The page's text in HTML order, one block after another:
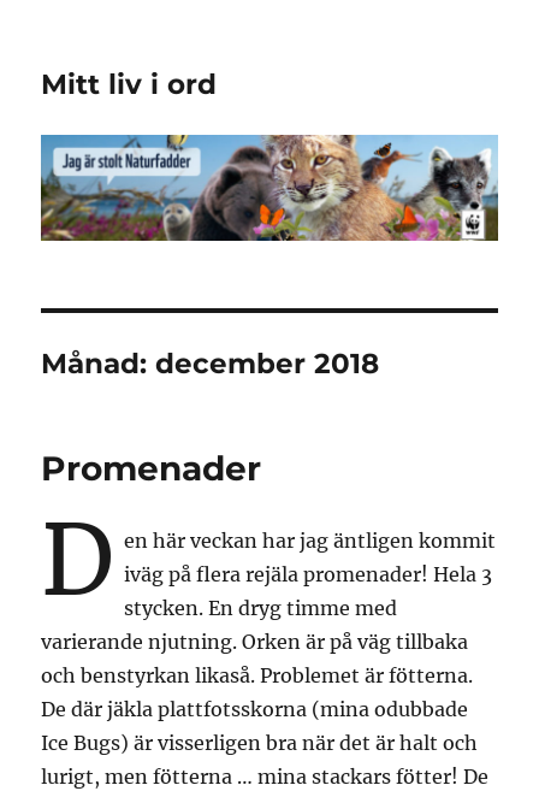
Mitt liv i ord
Månad:december 2018
Promenader
D en här veckan har jag äntligen kommit
iväg på flera rejäla promenader! Hela 3
stycken. En dryg timme med
varierande njutning. Orken är på väg tillbaka
och benstyrkan likaså. Problemet är fötterna.
De där jäkla plattfotsskorna (mina odubbade
Ice Bugs) är visserligen bra när det är halt och
lurigt, men fötterna … mina stackars fötter! De